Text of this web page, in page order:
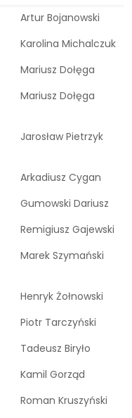
Artur Bojanowski
Karolina Michalczuk
Mariusz Dołęga
Mariusz Dołęga
Jarosław Pietrzyk
Arkadiusz Cygan
Gumowski Dariusz
Remigiusz Gajewski
Marek Szymański
Henryk Żołnowski
Piotr Tarczyński
Tadeusz Biryło
Kamil Gorząd
Roman Kruszyński